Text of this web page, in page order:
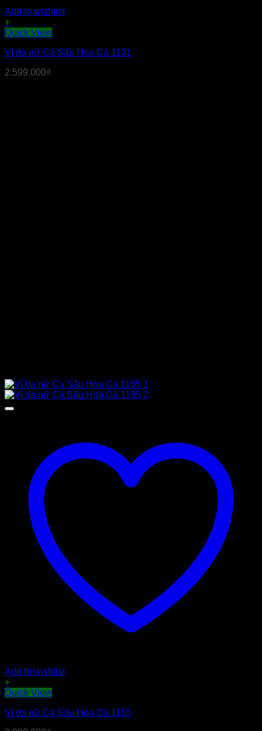
Add to wishlist
+
Quick View
Ví da nữ Cá Sấu Hoa Cà 1131
2.599.000₫
Add to wishlist
+
Quick View
Ví da nữ Cá Sấu Hoa Cà 1155